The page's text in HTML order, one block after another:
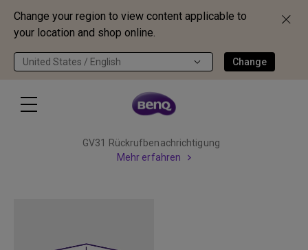
Change your region to view content applicable to
your location and shop online.
United States / English Change
GV31 Rückrufbenachrichtigung
Mehr erfahren